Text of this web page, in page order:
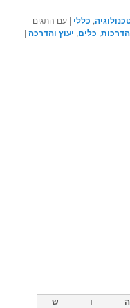
, כללי |עם התגים
הדרכות, כלים, יעוץ והדרכה |
ה ו ש